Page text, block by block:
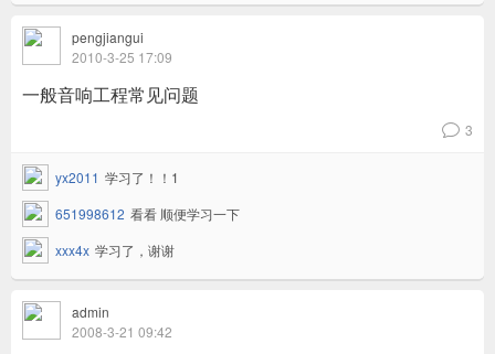
pengjiangui
2010-3-25 17:09
一般音响工程常见问题
v 3
yx2011 学习了！！1
651998612 看看 顺便学习一下
xxx4x 学习了，谢谢
admin
2008-3-21 09:42